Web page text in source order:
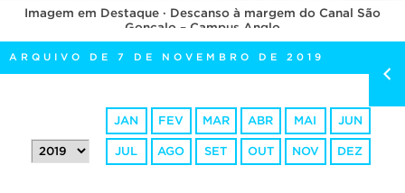
OUVIDORIA
PORTARIAS
TELEFONES
Imagem em Destaque · Descanso à margem do Canal São
Gonçalo – Campus Anglo
ARQUIVO DE 7 DE NOVEMBRO DE 2019
JAN FEV MAR ABR MAI JUN
JUL AGO SET OUT NOV DEZ